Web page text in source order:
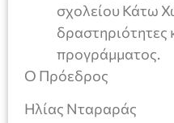
σχολείου Κάτω
δραστηριότητες
προγράμματος.
Ο Πρόεδρος
Ηλίας Νταραράς